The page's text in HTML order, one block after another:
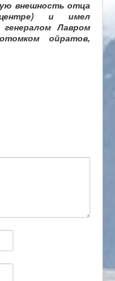
внешность отца
и имел
Лавром
ойратов,